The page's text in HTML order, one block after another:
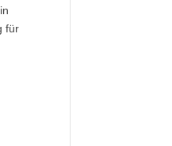
für